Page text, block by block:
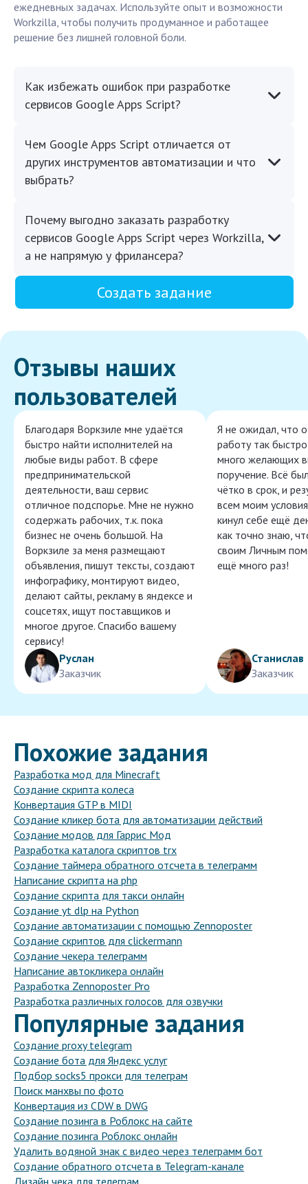
ежедневных задачах. Используйте опыт и возможности
Workzilla, чтобы получить продуманное и работащее
решение без лишней головной боли.
Как избежать ошибок при разработке
сервисов Google Apps Script?
Чем Google Apps Script отличается от
других инструментов автоматизации и что
выбрать?
Почему выгодно заказать разработку
сервисов Google Apps Script через Workzilla,
а не напрямую у фрилансера?
Создать задание
Отзывы наших
пользователей
Благодаря Воркзиле мне удаётся
быстро найти исполнителей на
любые виды работ. В сфере
предпринимательской
деятельности, ваш сервис
отличное подспорье. Мне не нужно
содержать рабочих, т.к. пока
бизнес не очень большой. На
Воркзиле за меня размещают
объявления, пишут тексты, создают
инфографику, монтируют видео,
делают сайты, рекламу в яндексе и
соцсетях, ищут поставщиков и
многое другое. Спасибо вашему
сервису!
Руслан
Заказчик
Я не ожидал, что
работу так
много желающих
поручение. Всё
чётко в срок, и
всем моим
кинул себе ещё
как точно знаю,
своим Личным
ещё много раз!
Станислав
Заказчик
Похожие задания
Разработка мод для Minecraft
Создание скрипта колеса
Конвертация GTP в MIDI
Создание кликер бота для автоматизации действий
Создание модов для Гаррис Мод
Разработка каталога скриптов trx
Создание таймера обратного отсчета в телеграмм
Написание скрипта на php
Создание скрипта для такси онлайн
Создание yt dlp на Python
Создание автоматизации с помощью Zennoposter
Создание скриптов для clickermann
Создание чекера телеграмм
Написание автокликера онлайн
Разработка Zennoposter Pro
Разработка различных голосов для озвучки
Популярные задания
Создание proxy telegram
Создание бота для Яндекс услуг
Подбор socks5 прокси для телеграм
Поиск манхвы по фото
Конвертация из CDW в DWG
Создание позинга в Роблокс на сайте
Создание позинга Роблокс онлайн
Удалить водяной знак с видео через телеграмм бот
Создание обратного отсчета в Telegram-канале